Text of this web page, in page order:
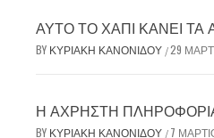
ΑΥΤΌ ΤΟ ΧΆΠΙ ΚΆΝΕΙ
BY ΚΥΡΙΑΚΉ ΚΑΝΟΝΊΔΟΥ /29
Η ΆΧΡΗΣΤΗ
BY ΚΥΡΙΑΚΉ ΚΑΝΟΝΊΔΟΥ / 7